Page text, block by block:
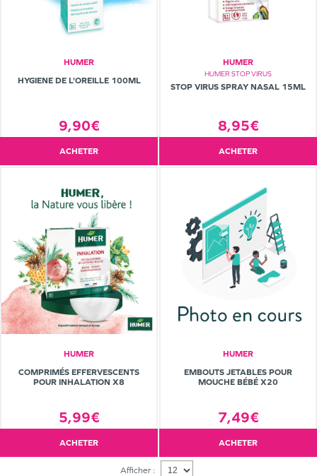
HUMER
HYGIENE DE L'OREILLE 100ML
9,90€
ACHETER
HUMER
HUMER STOP VIRUS
STOP VIRUS SPRAY NASAL 15ML
8,95€
ACHETER
HUMER
COMPRIMÉS EFFERVESCENTS
POUR INHALATION X8
5,99€
ACHETER
HUMER
EMBOUTS JETABLES POUR
MOUCHE BÉBÉ X20
7,49€
ACHETER
Afficher :